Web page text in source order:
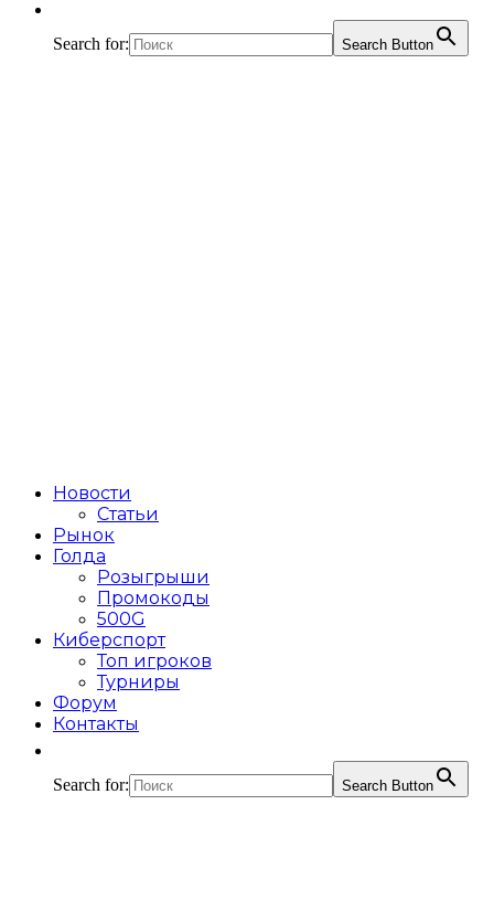
Search for: Search Button
Новости
Статьи
Рынок
Голда
Розыгрыши
Промокоды
500G
Киберспорт
Топ игроков
Турниры
Форум
Контакты
Search for: Search Button